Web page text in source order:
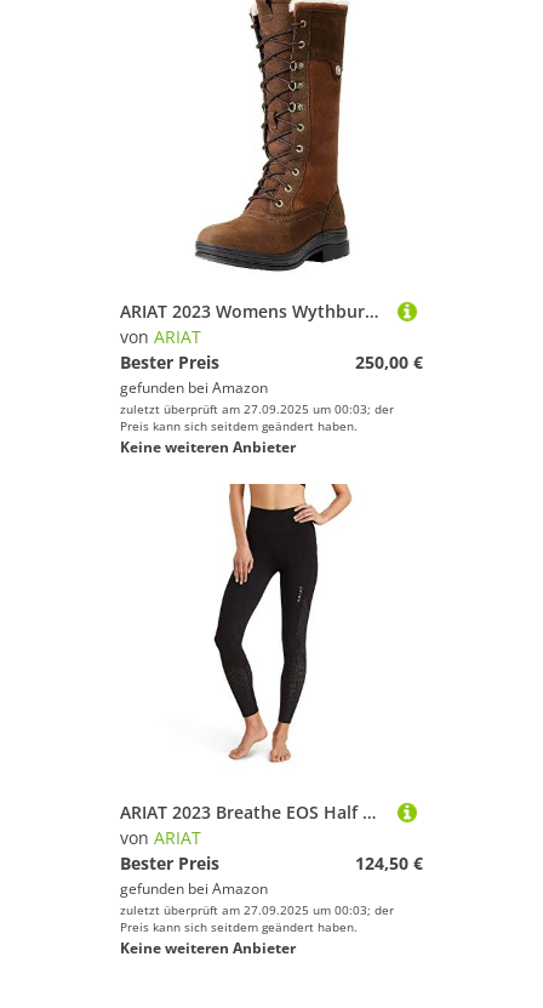
ARIAT 2023 Womens Wythburn II Wasserdicht Reiten Stiefel 10042411 - Java Footwear UK Size - UK 6.5
von ARIAT
Bester Preis
250,00 €
gefunden bei Amazon
zuletzt überprüft am 27.09.2025 um 00:03; der
Preis kann sich seitdem geändert haben.
Keine weiteren Anbieter
ARIAT 2023 Breathe EOS Half Grip Damenstrumpfhose Aus Recycelten Materialien 10043401 - Schwarz Womens Size - XS
von ARIAT
Bester Preis
124,50 €
gefunden bei Amazon
zuletzt überprüft am 27.09.2025 um 00:03; der
Preis kann sich seitdem geändert haben.
Keine weiteren Anbieter